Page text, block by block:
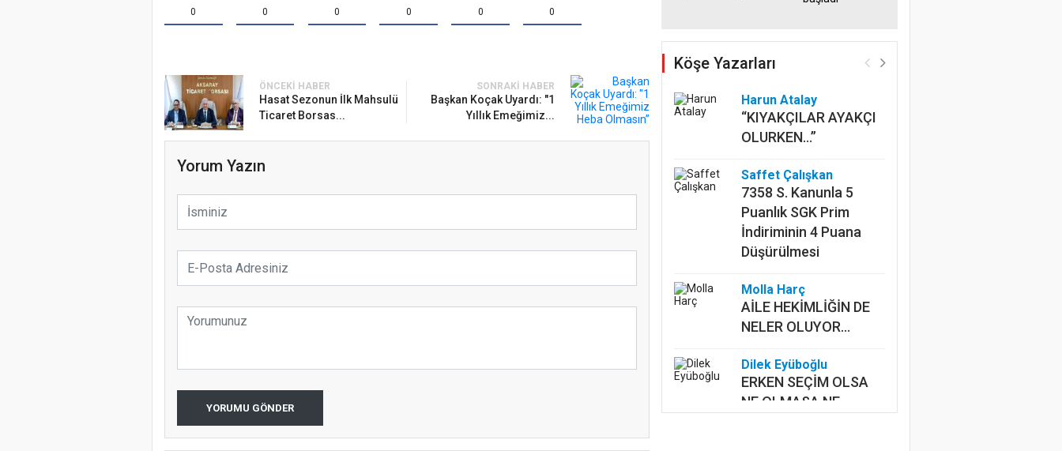
0 0 0 0 0 0
ÖNCEKI HABER
Hasat Sezonun İlk Mahsulü
Ticaret Borsas...
SONRAKI HABER
Başkan Koçak Uyardı: "1
Yıllık Emeğimiz...
Yorum Yazın
YORUMU GÖNDER
Köşe Yazarları
Harun Atalay
“KIYAKÇILAR AYAKÇI
OLURKEN...”
Saffet Çalışkan
7358 S. Kanunla 5
Puanlık SGK Prim
İndiriminin 4 Puana
Düşürülmesi
Molla Harç
AİLE HEKİMLİĞİN DE
NELER OLUYOR...
Dilek Eyüboğlu
ERKEN SEÇİM OLSA
NE OLMASA NE